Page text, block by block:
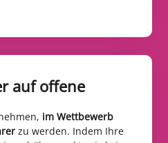
auf offene
im Wettbewerb
zu werden. Indem Ihre